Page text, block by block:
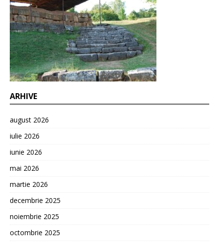
ARHIVE
august 2026
iulie 2026
iunie 2026
mai 2026
martie 2026
decembrie 2025
noiembrie 2025
octombrie 2025